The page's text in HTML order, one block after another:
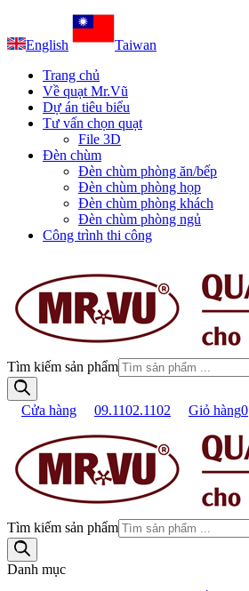
English
Taiwan
Trang chủ
Về quạt Mr.Vũ
Dự án tiêu biểu
Tư vấn chọn quạt
File 3D
Đèn chùm
Đèn chùm phòng ăn/bếp
Đèn chùm phòng họp
Đèn chùm phòng khách
Đèn chùm phòng ngủ
Công trình thi công
Tìm kiếm sản phẩm
Cửa hàng 09.1102.1102 Giỏ hàng0
Tìm kiếm sản phẩm
Danh mục